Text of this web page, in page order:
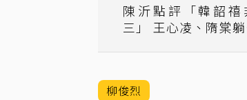
陳沂點評「韓韶禧
三」 王心凌、隋棠躺
柳俊烈